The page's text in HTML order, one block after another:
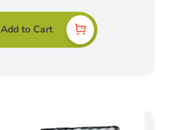
Add to Cart